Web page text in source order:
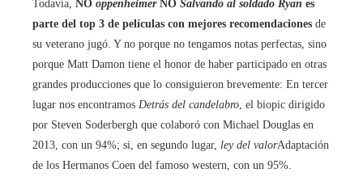
Todavía, NO oppenheimer NO Salvando al soldado Ryan es
parte del top 3 de películas con mejores recomendaciones de
su veterano jugó. Y no porque no tengamos notas perfectas, sino
porque Matt Damon tiene el honor de haber participado en otras
grandes producciones que lo consiguieron brevemente: En tercer
lugar nos encontramos Detrás del candelabro, el biopic dirigido
por Steven Soderbergh que colaboró ​​con Michael Douglas en
2013, con un 94%; si, en segundo lugar, ley del valorAdaptación
de los Hermanos Coen del famoso western, con un 95%.